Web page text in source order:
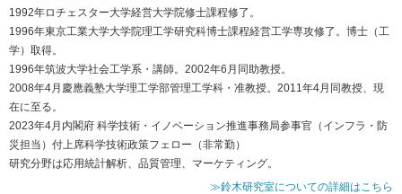
1992年ロチェスター大学経営大学院修士課程修了。
1996年東京工業大学大学院理工学研究科博士課程経営工学専攻修了。博士（工
学）取得。
1996年筑波大学社会工学系・講師。2002年6月同助教授。
2008年4月慶應義塾大学理工学部管理工学科・准教授。2011年4月同教授、現
在に至る。
2023年4月内閣府 科学技術・イノベーション推進事務局参事官（インフラ・防
災担当）付上席科学技術政策フェロー（非常勤）
研究分野は応用統計解析、品質管理、マーケティング。
≫鈴木研究室についての詳細はこちら